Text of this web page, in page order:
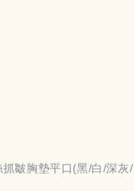
皺胸墊平口(黑/白/深灰/